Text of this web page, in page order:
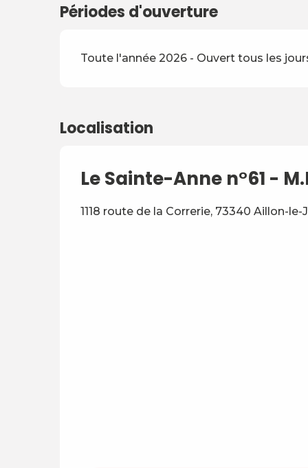
Périodes d'ouverture
Toute l'année 2026 - Ouvert tous les
Localisation
Le Sainte-Anne n°61 -
1118 route de la Correrie, 73340 Aillon-le-